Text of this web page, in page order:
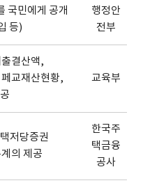
국민에게 공개
등)
행정안
전부
결산액,
교재산현황,
교육부
저당증권
의 제공
한국주
택금융
공사